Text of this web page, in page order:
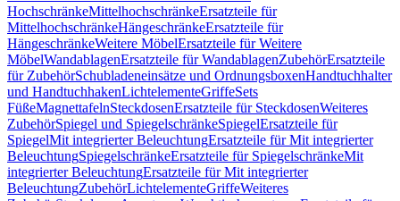
HochschränkeMittelhochschränkeErsatzteile für
MittelhochschränkeHängeschränkeErsatzteile für
HängeschränkeWeitere MöbelErsatzteile für Weitere
MöbelWandablagenErsatzteile für WandablagenZubehörErsatzteile
für ZubehörSchubladeneinsätze und OrdnungsboxenHandtuchhalter
und HandtuchhakenLichtelementeGriffeSets
FüßeMagnettafelnSteckdosenErsatzteile für SteckdosenWeiteres
ZubehörSpiegel und SpiegelschränkeSpiegelErsatzteile für
SpiegelMit integrierter BeleuchtungErsatzteile für Mit integrierter
BeleuchtungSpiegelschränkeErsatzteile für SpiegelschränkeMit
integrierter BeleuchtungErsatzteile für Mit integrierter
BeleuchtungZubehörLichtelementeGriffeWeiteres